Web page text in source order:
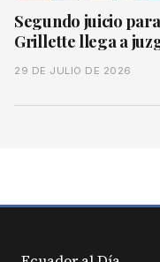
Segundo juicio
Grillette llega a
29 DE JULIO DE 2026